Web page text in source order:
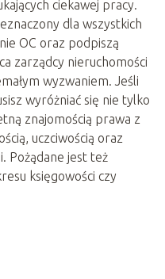
ciekawej pracy.
dla wszystkich
OC oraz podpiszą
zarządcy nieruchomości
wyzwaniem. Jeśli
wyróżniać się nie tylko
znajomością prawa z
uczciwością oraz
Pożądane jest też
księgowości czy